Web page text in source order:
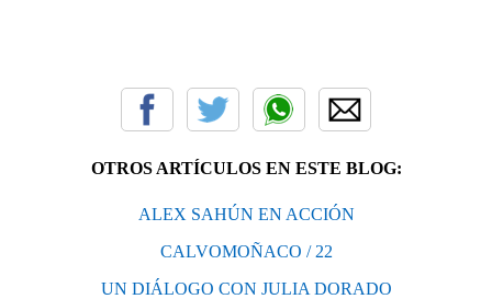
OTROS ARTÍCULOS EN ESTE BLOG:
ALEX SAHÚN EN ACCIÓN
CALVOMOÑACO / 22
UN DIÁLOGO CON JULIA DORADO